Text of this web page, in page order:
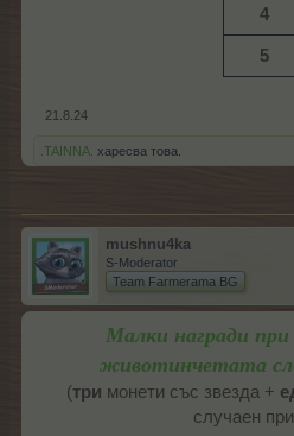
4
5
21.8.24
.TAINNA. харесва това.
mushnu4ka
S-Moderator
Team Farmerama BG
Малки награди
животинчетата
(три монети със звезда +
случаен